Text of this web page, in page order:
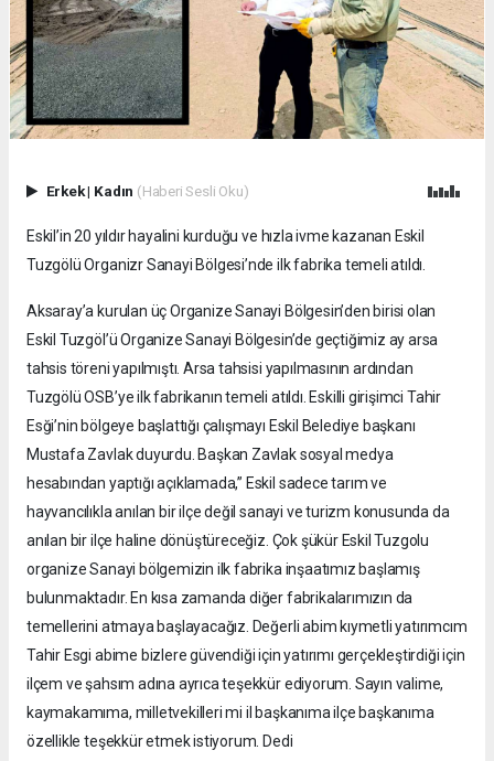
Erkek| Kadın (Haberi Sesli Oku)
Eskil’in 20 yıldır hayalini kurduğu ve hızla ivme kazanan Eskil
Tuzgölü Organizr Sanayi Bölgesi’nde ilk fabrika temeli atıldı.
Aksaray’a kurulan üç Organize Sanayi Bölgesin’den birisi olan
Eskil Tuzgöl’ü Organize Sanayi Bölgesin’de geçtiğimiz ay arsa
tahsis töreni yapılmıştı. Arsa tahsisi yapılmasının ardından
Tuzgölü OSB’ye ilk fabrikanın temeli atıldı. Eskilli girişimci Tahir
Esği’nin bölgeye başlattığı çalışmayı Eskil Belediye başkanı
Mustafa Zavlak duyurdu. Başkan Zavlak sosyal medya
hesabından yaptığı açıklamada,” Eskil sadece tarım ve
hayvancılıkla anılan bir ilçe değil sanayi ve turizm konusunda da
anılan bir ilçe haline dönüştüreceğiz. Çok şükür Eskil Tuzgolu
organize Sanayi bölgemizin ilk fabrika inşaatımız başlamış
bulunmaktadır. En kısa zamanda diğer fabrikalarımızın da
temellerini atmaya başlayacağız. Değerli abim kıymetli yatırımcım
Tahir Esgi abime bizlere güvendiği için yatırımı gerçekleştirdiği için
ilçem ve şahsım adına ayrıca teşekkür ediyorum. Sayın valime,
kaymakamıma, milletvekilleri mi il başkanıma ilçe başkanıma
özellikle teşekkür etmek istiyorum. Dedi